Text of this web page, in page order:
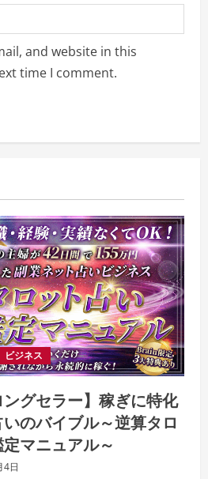
and website in this
time I comment.
ビジネス
ングセラー】稼ぎに特化
のバイブル～逆算タロ
マニュアル～
4日